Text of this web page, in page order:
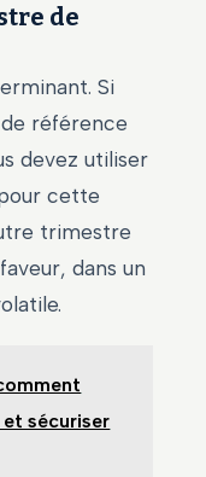
de
Si
référence
devez utiliser
cette
trimestre
dans un
sécuriser